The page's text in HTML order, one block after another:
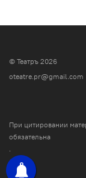
© Театръ 2026
oteatre.pr@gmail.com
При цитировании
обязательна
.